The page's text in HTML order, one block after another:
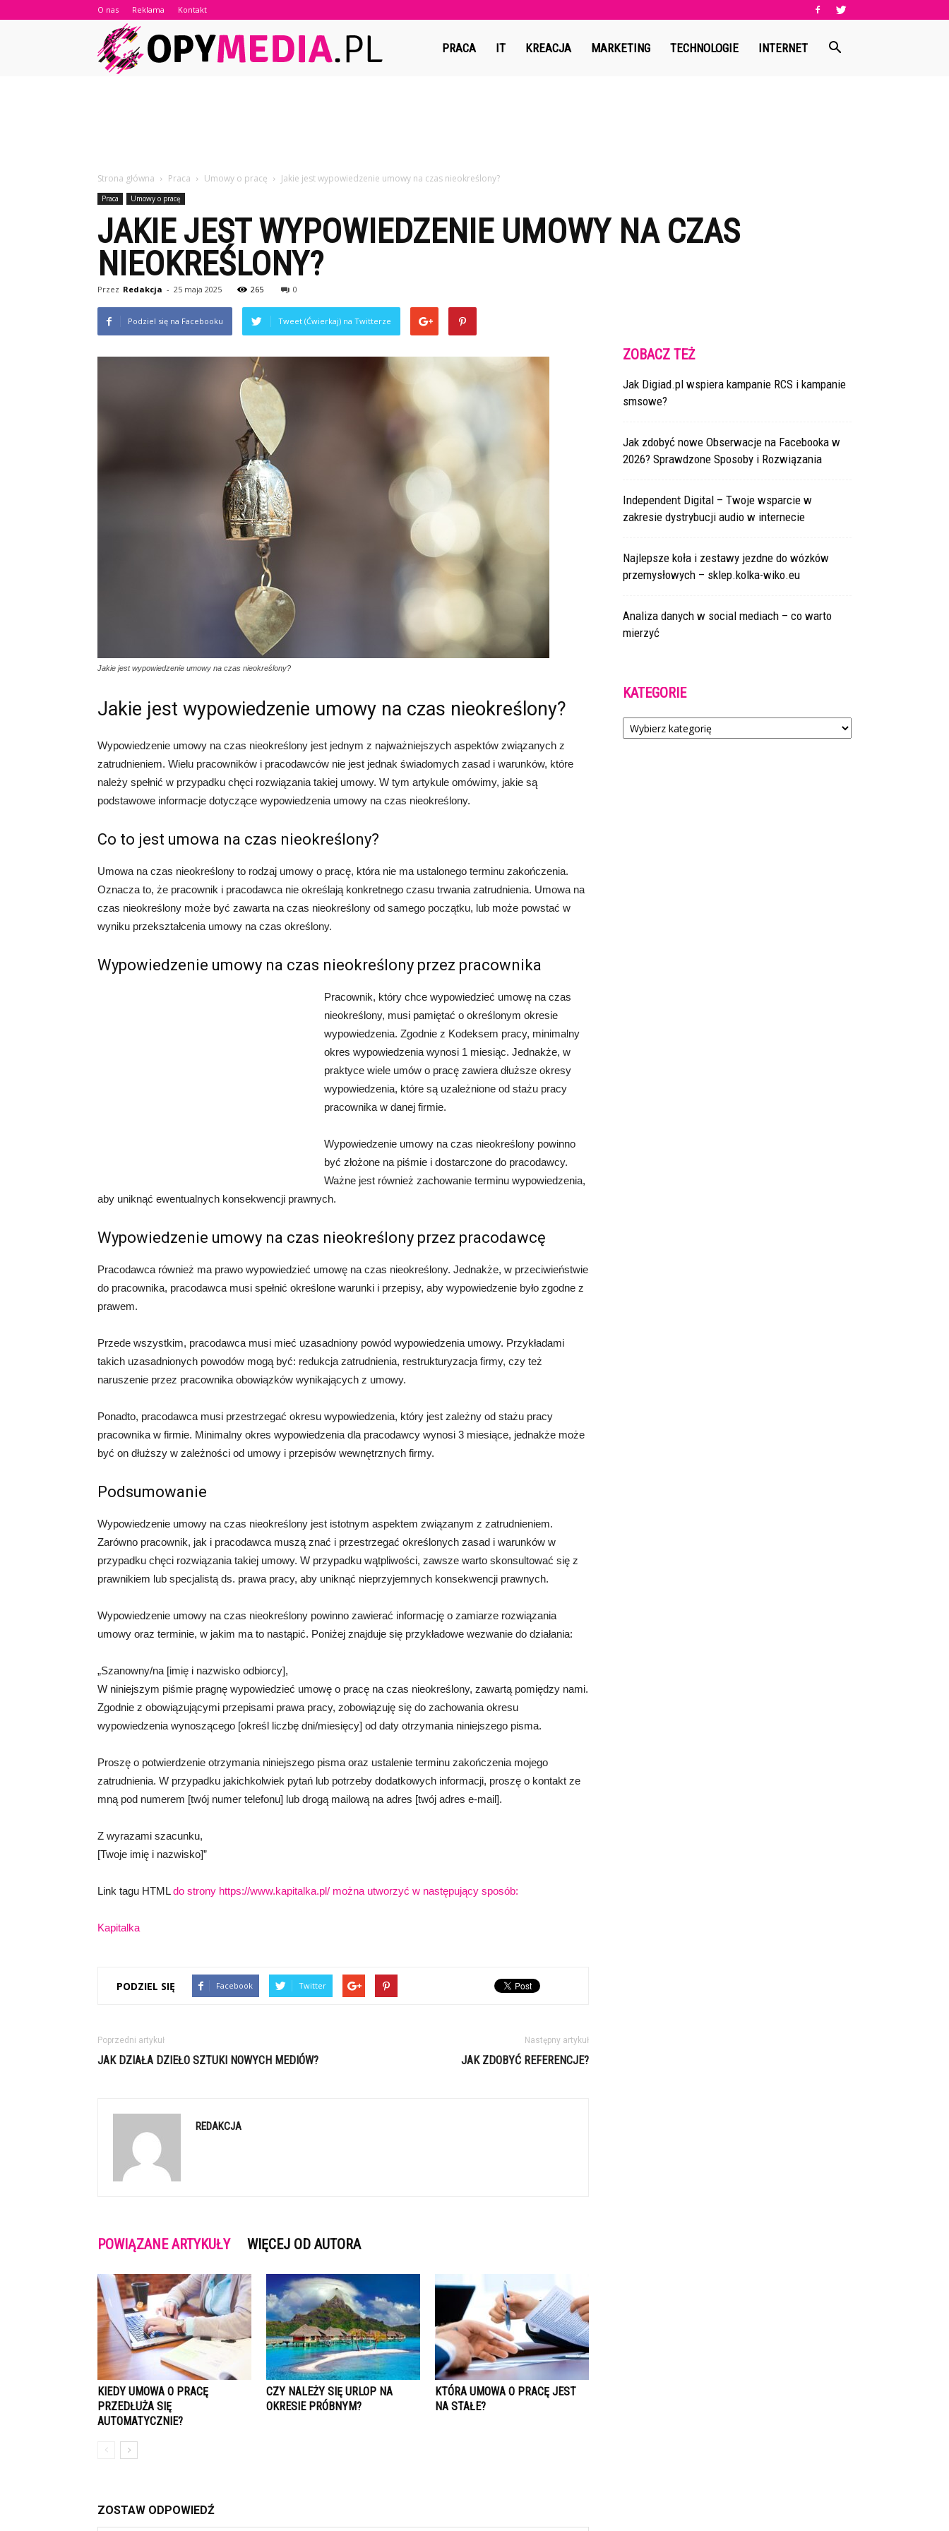
O nas Reklama Kontakt
Copymedia.plPRACA IT KREACJA MARKETING TECHNOLOGIE INTERNET
Strona główna Praca Umowy o pracę Jakie jest wypowiedzenie umowy na czas nieokreślony?
Praca Umowy o pracę
JAKIE JEST WYPOWIEDZENIE UMOWY NA CZAS
NIEOKREŚLONY?
Przez Redakcja - 25 maja 2025 265 0
Podziel się na Facebooku Tweet (Ćwierkaj) na Twitterze
Jakie jest wypowiedzenie umowy na czas nieokreślony?
Jakie jest wypowiedzenie umowy na czas nieokreślony?
Wypowiedzenie umowy na czas nieokreślony jest jednym z najważniejszych aspektów związanych z
zatrudnieniem. Wielu pracowników i pracodawców nie jest jednak świadomych zasad i warunków, które
należy spełnić w przypadku chęci rozwiązania takiej umowy. W tym artykule omówimy, jakie są
podstawowe informacje dotyczące wypowiedzenia umowy na czas nieokreślony.
Co to jest umowa na czas nieokreślony?
Umowa na czas nieokreślony to rodzaj umowy o pracę, która nie ma ustalonego terminu zakończenia.
Oznacza to, że pracownik i pracodawca nie określają konkretnego czasu trwania zatrudnienia. Umowa na
czas nieokreślony może być zawarta na czas nieokreślony od samego początku, lub może powstać w
wyniku przekształcenia umowy na czas określony.
Wypowiedzenie umowy na czas nieokreślony przez pracownika
Pracownik, który chce wypowiedzieć umowę na czas
nieokreślony, musi pamiętać o określonym okresie
wypowiedzenia. Zgodnie z Kodeksem pracy, minimalny
okres wypowiedzenia wynosi 1 miesiąc. Jednakże, w
praktyce wiele umów o pracę zawiera dłuższe okresy
wypowiedzenia, które są uzależnione od stażu pracy
pracownika w danej firmie.
Wypowiedzenie umowy na czas nieokreślony powinno
być złożone na piśmie i dostarczone do pracodawcy.
Ważne jest również zachowanie terminu wypowiedzenia,
aby uniknąć ewentualnych konsekwencji prawnych.
Wypowiedzenie umowy na czas nieokreślony przez pracodawcę
Pracodawca również ma prawo wypowiedzieć umowę na czas nieokreślony. Jednakże, w przeciwieństwie
do pracownika, pracodawca musi spełnić określone warunki i przepisy, aby wypowiedzenie było zgodne z
prawem.
Przede wszystkim, pracodawca musi mieć uzasadniony powód wypowiedzenia umowy. Przykładami
takich uzasadnionych powodów mogą być: redukcja zatrudnienia, restrukturyzacja firmy, czy też
naruszenie przez pracownika obowiązków wynikających z umowy.
Ponadto, pracodawca musi przestrzegać okresu wypowiedzenia, który jest zależny od stażu pracy
pracownika w firmie. Minimalny okres wypowiedzenia dla pracodawcy wynosi 3 miesiące, jednakże może
być on dłuższy w zależności od umowy i przepisów wewnętrznych firmy.
Podsumowanie
Wypowiedzenie umowy na czas nieokreślony jest istotnym aspektem związanym z zatrudnieniem.
Zarówno pracownik, jak i pracodawca muszą znać i przestrzegać określonych zasad i warunków w
przypadku chęci rozwiązania takiej umowy. W przypadku wątpliwości, zawsze warto skonsultować się z
prawnikiem lub specjalistą ds. prawa pracy, aby uniknąć nieprzyjemnych konsekwencji prawnych.
Wypowiedzenie umowy na czas nieokreślony powinno zawierać informację o zamiarze rozwiązania
umowy oraz terminie, w jakim ma to nastąpić. Poniżej znajduje się przykładowe wezwanie do działania:
„Szanowny/na [imię i nazwisko odbiorcy],
W niniejszym piśmie pragnę wypowiedzieć umowę o pracę na czas nieokreślony, zawartą pomiędzy nami.
Zgodnie z obowiązującymi przepisami prawa pracy, zobowiązuję się do zachowania okresu
wypowiedzenia wynoszącego [określ liczbę dni/miesięcy] od daty otrzymania niniejszego pisma.
Proszę o potwierdzenie otrzymania niniejszego pisma oraz ustalenie terminu zakończenia mojego
zatrudnienia. W przypadku jakichkolwiek pytań lub potrzeby dodatkowych informacji, proszę o kontakt ze
mną pod numerem [twój numer telefonu] lub drogą mailową na adres [twój adres e-mail].
Z wyrazami szacunku,
[Twoje imię i nazwisko]”
Link tagu HTMLdo strony https://www.kapitalka.pl/ można utworzyć w następujący sposób:
Kapitalka
PODZIEL SIĘ Facebook Twitter
Poprzedni artykuł
JAK DZIAŁA DZIEŁO SZTUKI NOWYCH MEDIÓW?
Następny artykuł
JAK ZDOBYĆ REFERENCJE?
REDAKCJA
POWIĄZANE ARTYKUŁY WIĘCEJ OD AUTORA
KIEDY UMOWA O PRACĘ
PRZEDŁUŻA SIĘ
AUTOMATYCZNIE?
CZY NALEŻY SIĘ URLOP NA
OKRESIE PRÓBNYM?
KTÓRA UMOWA O PRACĘ JEST
NA STAŁE?
ZOSTAW ODPOWIEDŹ
ZOBACZ TEŻ
Jak Digiad.pl wspiera kampanie RCS i kampanie
smsowe?
Jak zdobyć nowe Obserwacje na Facebooka w
2026? Sprawdzone Sposoby i Rozwiązania
Independent Digital – Twoje wsparcie w
zakresie dystrybucji audio w internecie
Najlepsze koła i zestawy jezdne do wózków
przemysłowych – sklep.kolka-wiko.eu
Analiza danych w social mediach – co warto
mierzyć
KATEGORIE
Kategorie